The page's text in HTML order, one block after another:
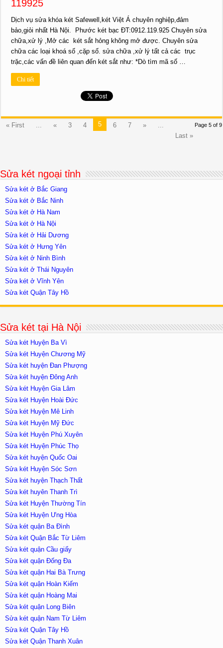
119925
Dịch vụ sửa khóa két Safewell,két Việt Á chuyên nghiệp,đảm
bảo,giỏi nhất Hà Nội. Phước két bạc ĐT:0912.119.925 Chuyên sửa
chữa,xử lý ,Mở các két sắt hỏng không mở được. Chuyên sửa
chữa các loại khoá số ,cặp số. sửa chữa ,xử lý tất cả các trục
trặc,các vấn đề liên quan đến két sắt như: *Dò tìm mã số …
Chi tiết
Page 5 of 9
« First « 3 4 5 6 7 »
Last »
Sửa két ngoại tỉnh
Sửa két ở Bắc Giang
Sửa két ở Bắc Ninh
Sửa két ở Hà Nam
Sửa két ở Hà Nội
Sửa két ở Hải Dương
Sửa két ở Hưng Yên
Sửa két ở Ninh Bình
Sửa két ở Thái Nguyên
Sửa két ở Vĩnh Yên
Sửa két Quận Tây Hồ
Sửa két tại Hà Nội
Sửa két Huyện Ba Vì
Sửa két Huyện Chương Mỹ
Sửa két huyện Đan Phượng
Sửa két huyện Đông Anh
Sửa két Huyện Gia Lâm
Sửa két Huyện Hoài Đức
Sửa két Huyện Mê Linh
Sửa két Huyện Mỹ Đức
Sửa két Huyện Phú Xuyên
Sửa két Huyện Phúc Thọ
Sửa két huyện Quốc Oai
Sửa két Huyện Sóc Sơn
Sửa két huyện Thạch Thất
Sửa két huyên Thanh Trì
Sửa két Huyện Thường Tín
Sửa két Huyện Ưng Hòa
Sửa két quận Ba Đình
Sửa két Quận Bắc Từ Liêm
Sửa két quận Cầu giấy
Sửa két quận Đống Đa
Sửa két quận Hai Bà Trưng
Sửa két quận Hoàn Kiếm
Sửa két quận Hoàng Mai
Sửa két quận Long Biên
Sửa két quận Nam Từ Liêm
Sửa két Quận Tây Hồ
Sửa két Quận Thanh Xuân